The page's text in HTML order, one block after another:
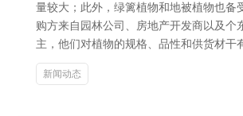
量较大；此外，绿篱植物和地被植物也备
购方来自园林公司、房地产开发商以及个
主，他们对植物的规格、品性和供货材干
新闻动态